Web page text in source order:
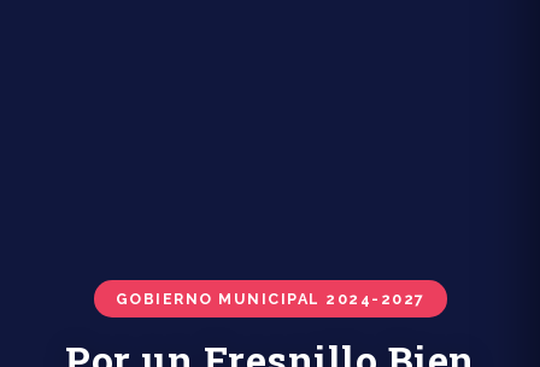
GOBIERNO MUNICIPAL 2024-2027